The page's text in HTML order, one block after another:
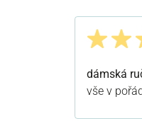
dámská
vše v